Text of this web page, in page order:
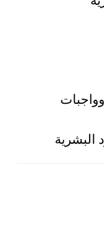
البشرية